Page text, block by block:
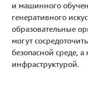
и машинного
генеративного
образовательные
могут
безопасной среде,
инфраструктурой.